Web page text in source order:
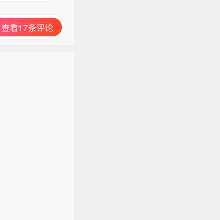
查看17条评论